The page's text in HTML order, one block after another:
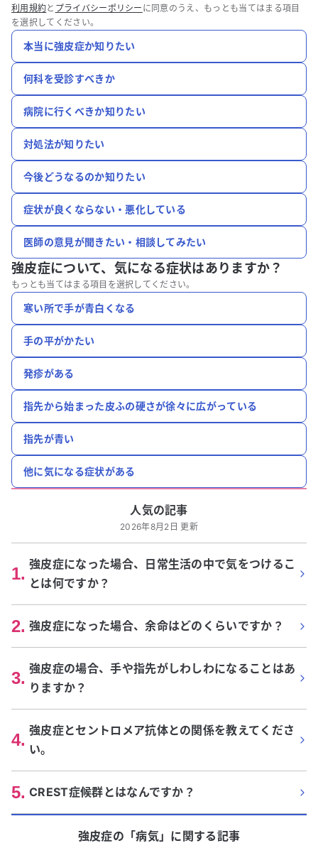
利用規約と プライバシーポリシー に同意のうえ、もっとも当てはまる項目
を選択してください。
本当に強皮症か知りたい
何科を受診すべきか
病院に行くべきか知りたい
対処法が知りたい
今後どうなるのか知りたい
症状が良くならない・悪化している
医師の意見が聞きたい・相談してみたい
強皮症について、 気になる症状はありますか？
もっとも当てはまる項目を選択してください。
寒い所で手が青白くなる
手の平がかたい
発疹がある
指先から始まった皮ふの硬さが徐々に広がっている
指先が青い
他に気になる症状がある
人気の記事
2026年8月2日 更新
1. 強皮症になった場合、日常生活の中で気をつけるこ
とは何ですか？
2. 強皮症になった場合、余命はどのくらいですか？
3. 強皮症の場合、手や指先がしわしわになることはあ
りますか？
4. 強皮症とセントロメア抗体との関係を教えてくださ
い。
5. CREST症候群とはなんですか？
強皮症の「病気」に関する記事